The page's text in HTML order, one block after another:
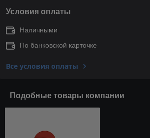
Условия оплаты
Наличными
По банковской карточке
Все условия оплаты
Подобные товары компании